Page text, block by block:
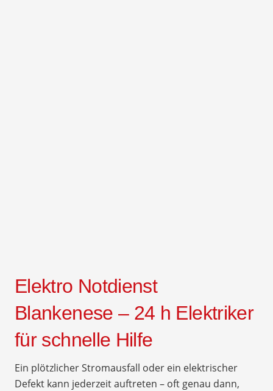
Elektro Notdienst
Blankenese – 24 h Elektriker
für schnelle Hilfe
Ein plötzlicher Stromausfall oder ein elektrischer
Defekt kann jederzeit auftreten – oft genau dann,